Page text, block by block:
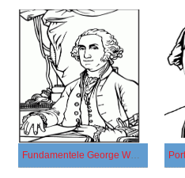
Fundamentele George Washington